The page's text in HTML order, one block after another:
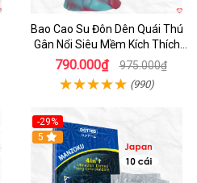
Bao Cao Su Đôn Dên Quái Thú
Gân Nổi Siêu Mềm Kích Thích
Tột Đỉnh
790.000₫ 975.000₫
(990)
-29%
5